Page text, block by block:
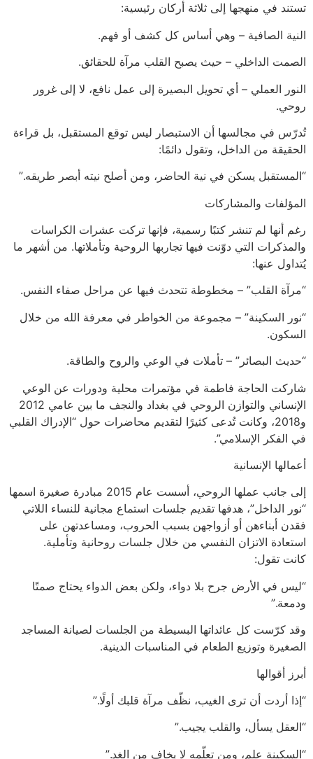
تستند في منهجها إلى ثلاثة أركان رئيسية:
النية الصافية – وهي أساس كل كشف أو فهم.
الصمت الداخلي – حيث يصبح القلب مرآة للحقائق.
النور العملي – أي تحويل البصيرة إلى عمل نافع، لا إلى غرور
روحي.
تُدرّس في مجالسها أن الاستبصار ليس توقع المستقبل، بل قراءة
الحقيقة من الداخل، وتقول دائمًا:
“المستقبل يسكن في نية الحاضر، ومن أصلح نيته أبصر طريقه.”
المؤلفات والمشاركات
رغم أنها لم تنشر كتبًا رسمية، فإنها تركت عشرات الكراسات
والمذكرات التي دوّنت فيها تجاربها الروحية وتأملاتها. من أشهر ما
يُتداول عنها:
“مرآة القلب” – مخطوطة تتحدث فيها عن مراحل صفاء النفس.
“نور السكينة” – مجموعة من الخواطر في معرفة الله من خلال
السكون.
“حديث البصائر” – تأملات في الوعي والروح والطاقة.
شاركت الحاجة فاطمة في مؤتمرات محلية ودورات عن الوعي
الإنساني والتوازن الروحي في بغداد والنجف ما بين عامي 2012
و2018، وكانت تُدعى كثيرًا لتقديم محاضرات حول “الإدراك القلبي
في الفكر الإسلامي”.
أعمالها الإنسانية
إلى جانب عملها الروحي، أسست عام 2015 مبادرة صغيرة اسمها
“نور الداخل”، هدفها تقديم جلسات استماع مجانية للنساء اللاتي
فقدن أبناءهن أو أزواجهن بسبب الحروب، ومساعدتهن على
استعادة الاتزان النفسي من خلال جلسات روحانية وتأملية.
كانت تقول:
“ليس في الأرض جرح بلا دواء، ولكن بعض الدواء يحتاج صمتًا
ودمعة.”
وقد كرّست كل عائداتها البسيطة من الجلسات لصيانة المساجد
الصغيرة وتوزيع الطعام في المناسبات الدينية.
أبرز أقوالها
“إذا أردت أن ترى الغيب، نظّف مرآة قلبك أولًا.”
“العقل يسأل، والقلب يجيب.”
“السكينة علم، ومن تعلّمه لا يخاف من الغد.”